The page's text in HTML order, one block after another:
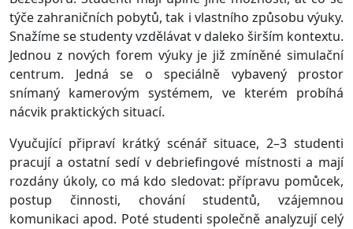
týče zahraničních pobytů, tak i vlastního způsobu výuky.
Snažíme se studenty vzdělávat v daleko širším kontextu.
Jednou z nových forem výuky je již zmíněné simulační
centrum. Jedná se o speciálně vybavený prostor
snímaný kamerovým systémem, ve kterém probíhá
nácvik praktických situací.
Vyučující připraví krátký scénář situace, 2–3 studenti
pracují a ostatní sedí v debriefingové místnosti a mají
rozdány úkoly, co má kdo sledovat: přípravu pomůcek,
postup činnosti, chování studentů, vzájemnou
komunikaci apod. Poté studenti společně analyzují celý